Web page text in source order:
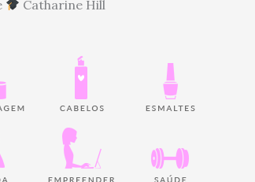
Catharine Hill